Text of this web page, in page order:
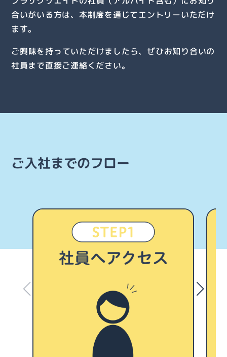
合いがいる方は、本制度を通じてエントリーいただけ
ます。
ご興味を持っていただけましたら、 ぜひお知り合いの
社員まで直接ご連絡ください。
ご入社までのフロー